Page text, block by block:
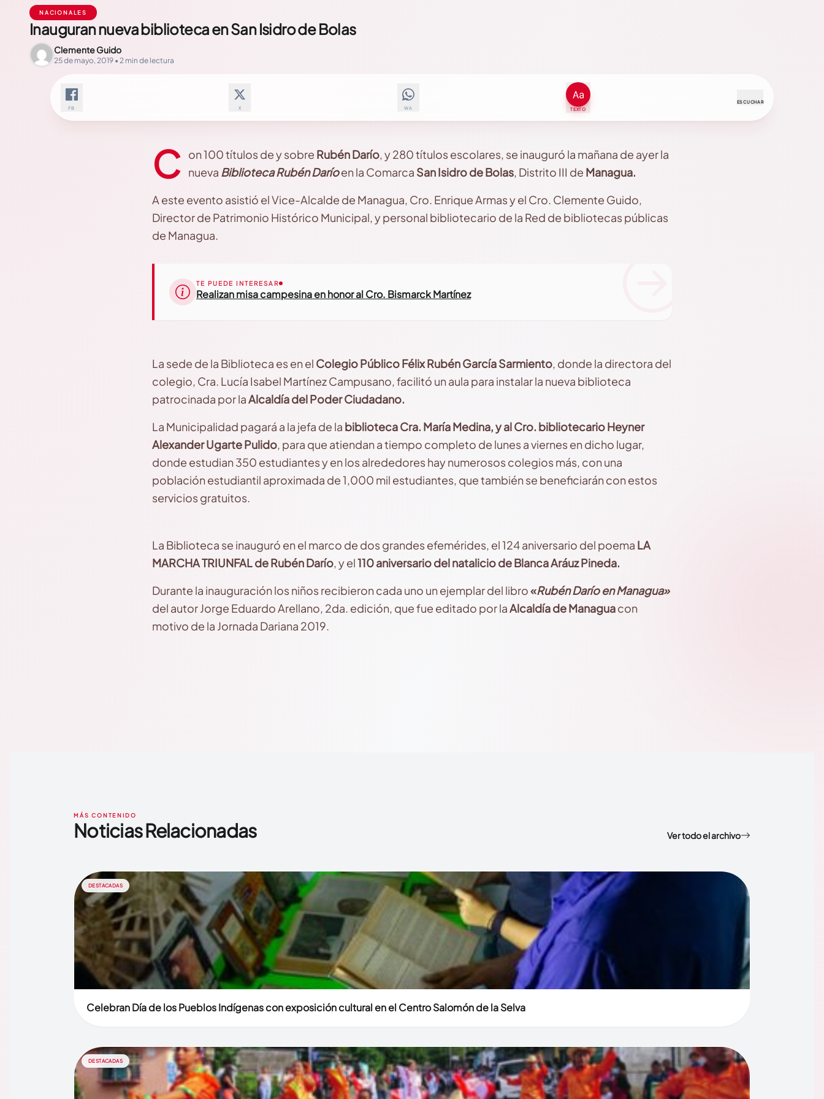
NACIONALES
Inauguran nueva biblioteca en San Isidro de Bolas
Clemente Guido
25 de mayo, 2019 • 2 min de lectura
FB X WA TEXTO
ESCUCHAR
C on 100 títulos de y sobre Rubén Darío, y 280 títulos escolares, se inauguró la mañana de ayer la
nueva Biblioteca Rubén Daríoen la Comarca San Isidro de Bolas, Distrito III de Managua.
A este evento asistió el Vice-Alcalde de Managua, Cro. Enrique Armas y el Cro. Clemente Guido,
Director de Patrimonio Histórico Municipal, y personal bibliotecario de la Red de bibliotecas públicas
de Managua.
TE PUEDE INTERESAR
Realizan misa campesina en honor al Cro. Bismarck Martínez
La sede de la Biblioteca es en el Colegio Público Félix Rubén García Sarmiento, donde la directora del
colegio, Cra. Lucía Isabel Martínez Campusano, facilitó un aula para instalar la nueva biblioteca
patrocinada por laAlcaldía del Poder Ciudadano.
La Municipalidad pagará a la jefa de la biblioteca Cra. María Medina, y al Cro. bibliotecario Heyner
Alexander Ugarte Pulido, para que atiendan a tiempo completo de lunes a viernes en dicho lugar,
donde estudian 350 estudiantes y en los alrededores hay numerosos colegios más, con una
población estudiantil aproximada de 1,000 mil estudiantes, que también se beneficiarán con estos
servicios gratuitos.
La Biblioteca se inauguró en el marco de dos grandes efemérides, el 124 aniversario del poema LA
MARCHA TRIUNFAL de Rubén Darío, y el110 aniversario del natalicio de Blanca Aráuz Pineda.
Durante la inauguración los niños recibieron cada uno un ejemplar del libro«Rubén Darío en Managua»
del autor Jorge Eduardo Arellano, 2da. edición, que fue editado por laAlcaldía de Managuacon
motivo de la Jornada Dariana 2019.
MÁS CONTENIDO
Noticias Relacionadas Ver todo el archivo
DESTACADAS
Celebran Día de los Pueblos Indígenas con exposición cultural en el Centro Salomón de la Selva
DESTACADAS